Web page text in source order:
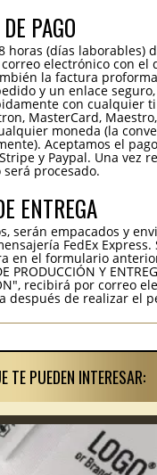
PAGO
horas (días laborables)
electrónico con el
la factura
y un enlace
con cualquier
MasterCard,
moneda (la
Aceptamos el
y Paypal. Una vez
procesado.
ENTREGA
serán empacados y
FedEx Express.
en el formulario
PRODUCCIÓN Y
recibirá por correo
después de realizar el
TE PUEDEN INTERESAR: